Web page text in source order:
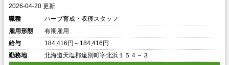
2026-04-20 更新
職種
ハーブ育成・収穫スタッフ
雇用形態
有期雇用
給与
184,416円～184,416円
勤務地
北海道天塩郡遠別町字北浜１５４－３